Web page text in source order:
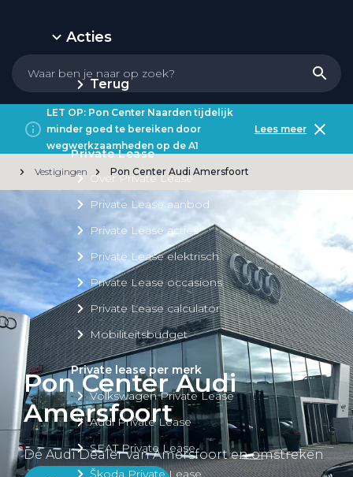
Acties
Terug
Private Lease
Over Private Lease
Private Lease aanbod
Private Lease acties
Private Lease elektrisch
Private Lease occasions
Private Lease calculator
Mobiliteitsbudget
Private lease per merk
Volkswagen Private Lease
Audi Private Lease
SEAT Private Lease
Škoda Private Lease
LET OP: Pon Center Naarden tijdelijk
minder goed te bereiken door
wegwerkzaamheden op de A1
Lees meer
Vestigingen Pon Center Audi Amersfoort
Pon Center Audi
Amersfoort
Dé Audi Dealer van Amersfoort en omstreken